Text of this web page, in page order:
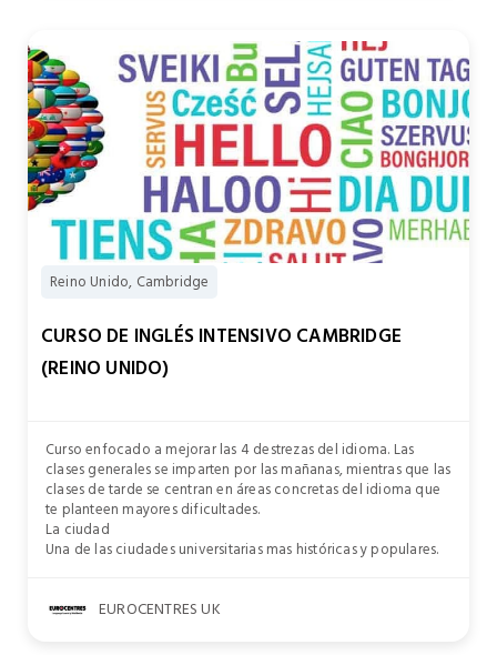
Reino Unido, Cambridge
CURSO DE INGLÉS INTENSIVO CAMBRIDGE
(REINO UNIDO)
Curso enfocado a mejorar las 4 destrezas del idioma. Las
clases generales se imparten por las mañanas, mientras que las
clases de tarde se centran en áreas concretas del idioma que
te planteen mayores dificultades.
La ciudad
Una de las ciudades universitarias mas históricas y populares.
EUROCENTRES UK